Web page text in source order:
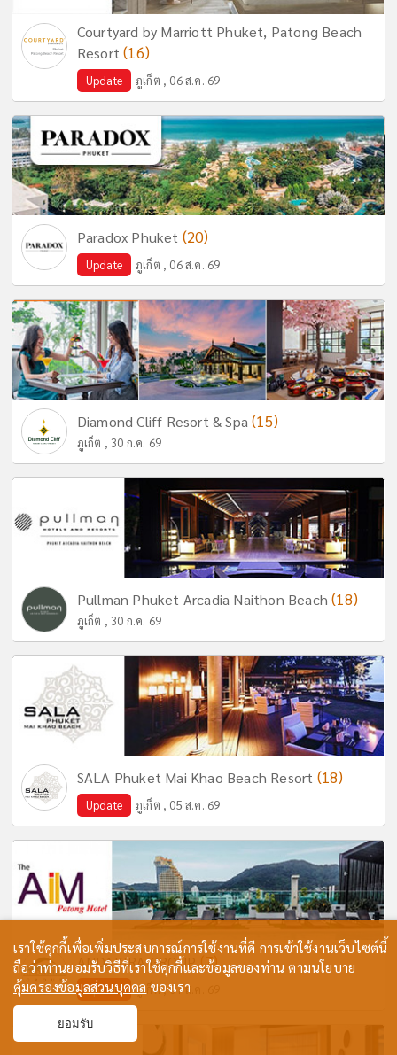
Courtyard by Marriott Phuket, Patong Beach
Resort(16)
Update ภูเก็ต , 06 ส.ค. 69
Paradox Phuket (20)
Update ภูเก็ต , 06 ส.ค. 69
Diamond Cliff Resort & Spa(15)
ภูเก็ต , 30 ก.ค. 69
Pullman Phuket Arcadia Naithon Beach(18)
ภูเก็ต , 30 ก.ค. 69
SALA Phuket Mai Khao Beach Resort (18)
Update ภูเก็ต , 05 ส.ค. 69
ANDAKIRA GROUP(7)
Update ภูเก็ต , 07 ส.ค. 69
เราใช้คุกกี้เพื่อเพิ่มประสบการณ์การใช้งานที่ดี การเข้าใช้งานเว็บไซต์นี้
ถือว่าท่านยอมรับวิธีที่เราใช้คุกกี้และข้อมูลของท่านตามนโยบาย
คุ้มครองข้อมูลส่วนบุคคล ของเรา
ยอมรับ